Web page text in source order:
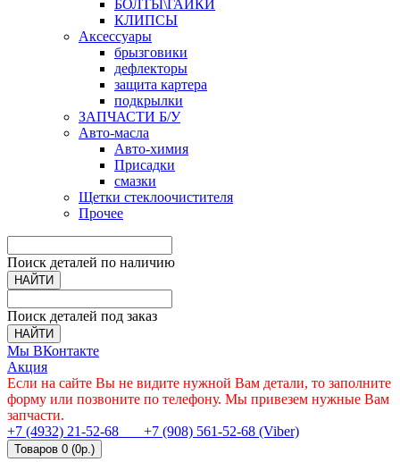
БОЛТЫ\ГАЙКИ
КЛИПСЫ
Аксессуары
брызговики
дефлекторы
защита картера
подкрылки
ЗАПЧАСТИ Б/У
Авто-масла
Авто-химия
Присадки
смазки
Щетки стеклоочистителя
Прочее
Поиск деталей по наличию
НАЙТИ
Поиск деталей под заказ
НАЙТИ
Мы ВКонтакте
Акция
Если на сайте Вы не видите нужной Вам детали, то заполните
форму или позвоните по телефону. Мы привезем нужные Вам
запчасти.
+7 (4932) 21-52-68
+7 (908) 561-52-68 (Viber)
Товаров 0 (0р.)